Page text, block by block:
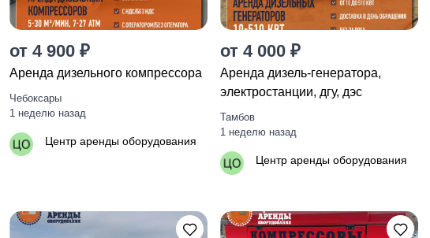
от 4 900 ₽
Аренда дизельного компрессора
Чебоксары
1 неделю назад
Центр аренды оборудования
от 4 000 ₽
Apeндa дизель-генератора,
элeктрoстанции, дгу, дэc
Тамбов
1 неделю назад
Центр аренды оборудования